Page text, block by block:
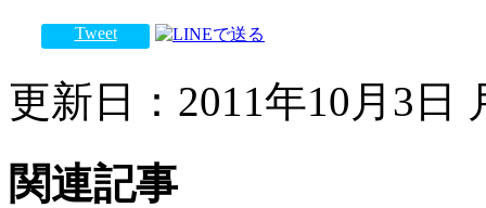
Tweet
更新日：2011年10月3日
関連記事